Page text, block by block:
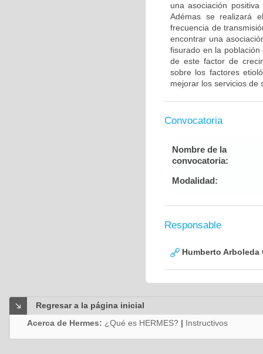
una asociación
Adémas se realizará
frecuencia de
encontrar una
fisurado en la
de este factor de
sobre los factores
mejorar los servicios de
Convocatoria
Nombre de la
convocatoria:
Modalidad:
Responsable
Humberto Arboleda
Regresar a la página inicial
Acerca de Hermes: ¿Qué es HERMES? | Instructivos